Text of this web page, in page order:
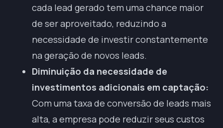
cada lead gerado tem uma chance maior
de ser aproveitado, reduzindo a
necessidade de investir constantemente
na geração de novos leads.
Diminuição da necessidade de
investimentos adicionais em captação:
Com uma taxa de conversão de leads mais
alta, a empresa pode reduzir seus custos